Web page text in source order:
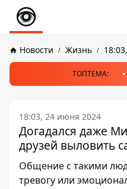
Новости Жизнь
ТОПТЕМА:
18:03, 24 июня 2024
Догадался даже
друзей выловить
Общение с такими
тревогу или